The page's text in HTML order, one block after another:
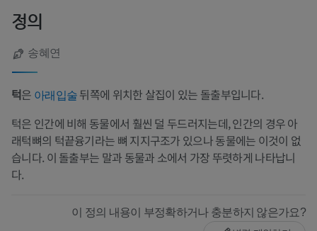
정의
송혜연
턱은 아래입술뒤쪽에 위치한 살집이 있는 돌출부입니다.
턱은 인간에 비해 동물에서 훨씬 덜 두드러지는데, 인간의 경우 아
래턱뼈의 턱끝융기라는 뼈 지지구조가 있으나 동물에는 이것이 없
습니다. 이 돌출부는 말과 동물과 소에서 가장 뚜렷하게 나타납니
다.
이 정의 내용이 부정확하거나 충분하지 않은가요?